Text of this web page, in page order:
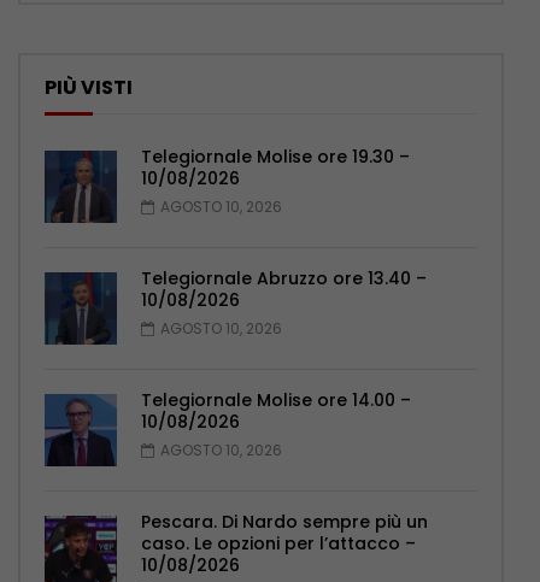
PIÙ VISTI
Telegiornale Molise ore 19.30 –
10/08/2026
AGOSTO 10, 2026
Telegiornale Abruzzo ore 13.40 –
10/08/2026
AGOSTO 10, 2026
Telegiornale Molise ore 14.00 –
10/08/2026
AGOSTO 10, 2026
Pescara. Di Nardo sempre più un
caso. Le opzioni per l’attacco –
10/08/2026